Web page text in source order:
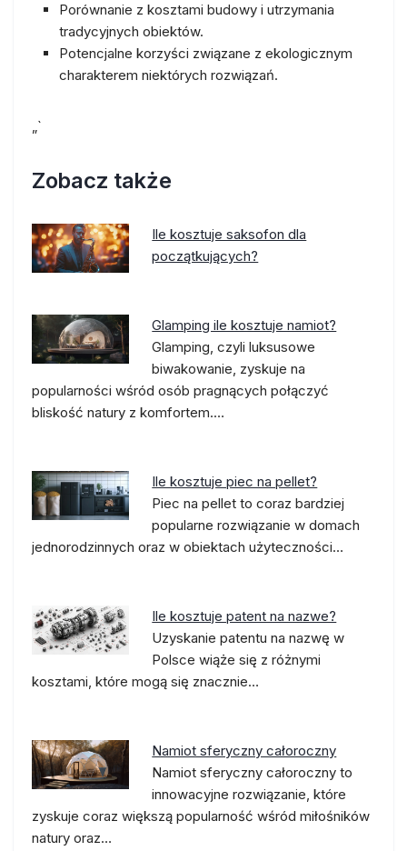
Porównanie z kosztami budowy i utrzymania
tradycyjnych obiektów.
Potencjalne korzyści związane z ekologicznym
charakterem niektórych rozwiązań.
„`
Zobacz także
Ile kosztuje saksofon dla
początkujących?
Glamping ile kosztuje namiot?
Glamping, czyli luksusowe
biwakowanie, zyskuje na
popularności wśród osób pragnących połączyć
bliskość natury z komfortem.…
Ile kosztuje piec na pellet?
Piec na pellet to coraz bardziej
popularne rozwiązanie w domach
jednorodzinnych oraz w obiektach użyteczności…
Ile kosztuje patent na nazwe?
Uzyskanie patentu na nazwę w
Polsce wiąże się z różnymi
kosztami, które mogą się znacznie…
Namiot sferyczny całoroczny
Namiot sferyczny całoroczny to
innowacyjne rozwiązanie, które
zyskuje coraz większą popularność wśród miłośników
natury oraz…